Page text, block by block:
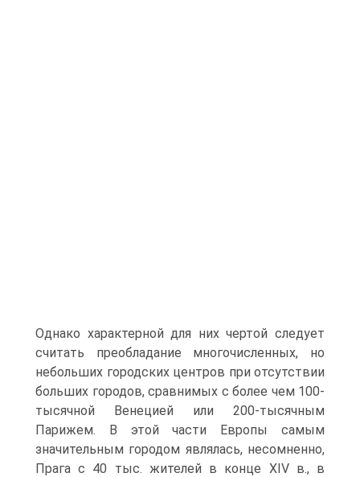
Однако характерной для них чертой следует
считать преобладание много­численных, но
небольших городских центров при отсутствии
больших городов, сравнимых с более чем 100-
тысячной Венецией или 200-тысячным
Парижем. В этой части Европы самым
значительным городом являлась, несомненно,
Прага с 40 тыс. жителей в конце XIV в., в